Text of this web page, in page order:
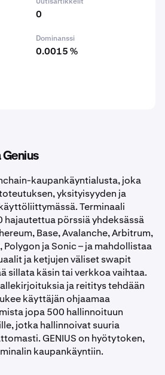
0
Dominanssi
0.0015 %
kaupankäyntialusta, joka
yksityisyyden ja
Terminaali
hajautettua pörssiä yhdeksässä
Base, Avalanche, Arbitrum,
Polygon ja Sonic – ja mahdollistaa
ja ketjujen väliset swapit
sillata käsin tai verkkoa vaihtaa.
ja reititys tehdään
käyttäjän ohjaamaa
jopa 500 hallinnoituun
jotka hallinnoivat suuria
GENIUS on hyötytoken,
kaupankäyntiin.